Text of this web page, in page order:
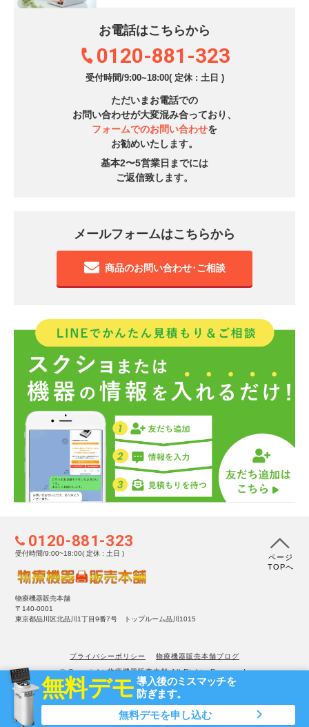
お電話はこちらから
0120-881-323
受付時間/9:00~18:00( 定休 : 土日 )
ただいまお電話での
お問い合わせが大変混み合っており、
フォームでのお問い合わせを
お勧めいたします。
基本2〜5営業日までには
ご返信致します。
メールフォームはこちらから
商品のお問い合わせ･ご相談
0120-881-323
受付時間/9:00~18:00( 定休 : 土日 )
物療機器販売本舗
〒140-0001
東京都品川区北品川1丁目9番7号 トップルーム品川1015
ページ
TOPへ
プライバシーポリシー
物療機器販売本舗ブログ
© Copyright 物療機器販売本舗 All Rights Reserved.
無料デモ 導入後のミスマッチを
防ぎます。
無料デモを申し込む